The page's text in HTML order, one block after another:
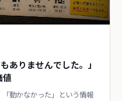
ありませんでした。」
値
動かなかった」という情報